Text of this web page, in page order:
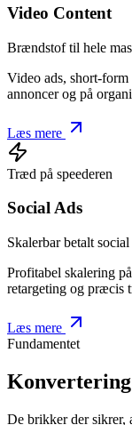
Video Content
Brændstof til hele
Video ads, short-
annoncer og på
Læs mere
Træd på speederen
Social Ads
Skalerbar betalt social
Profitabel skalering
retargeting og præcis
Læs mere
Fundamentet
De brikker der